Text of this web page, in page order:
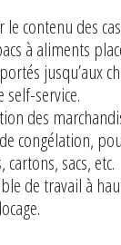
le contenu des
à aliments
jusqu’aux
self-service.
des
congélation,
cartons, sacs, etc.
de travail à